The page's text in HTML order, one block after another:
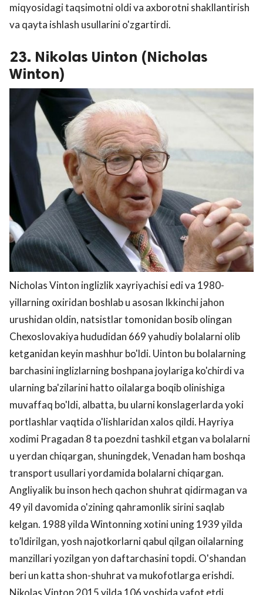
miqyosidagi taqsimotni oldi va axborotni shakllantirish
va qayta ishlash usullarini o'zgartirdi.
23. Nikolas Uinton (Nicholas
Winton)
Nicholas Vinton inglizlik xayriyachisi edi va 1980-
yillarning oxiridan boshlab u asosan Ikkinchi jahon
urushidan oldin, natsistlar tomonidan bosib olingan
Chexoslovakiya hududidan 669 yahudiy bolalarni olib
ketganidan keyin mashhur bo'ldi. Uinton bu bolalarning
barchasini inglizlarning boshpana joylariga ko'chirdi va
ularning ba'zilarini hatto oilalarga boqib olinishiga
muvaffaq bo'ldi, albatta, bu ularni konslagerlarda yoki
portlashlar vaqtida o'lishlaridan xalos qildi. Hayriya
xodimi Pragadan 8 ta poezdni tashkil etgan va bolalarni
u yerdan chiqargan, shuningdek, Venadan ham boshqa
transport usullari yordamida bolalarni chiqargan.
Angliyalik bu inson hech qachon shuhrat qidirmagan va
49 yil davomida o'zining qahramonlik sirini saqlab
kelgan. 1988 yilda Wintonning xotini uning 1939 yilda
to’ldirilgan, yosh najotkorlarni qabul qilgan oilalarning
manzillari yozilgan yon daftarchasini topdi. O'shandan
beri un katta shon-shuhrat va mukofotlarga erishdi.
Nikolas Vinton 2015 yilda 106 yoshida vafot etdi.